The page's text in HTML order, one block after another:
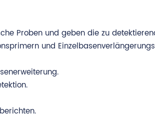
Proben und geben die zu
und